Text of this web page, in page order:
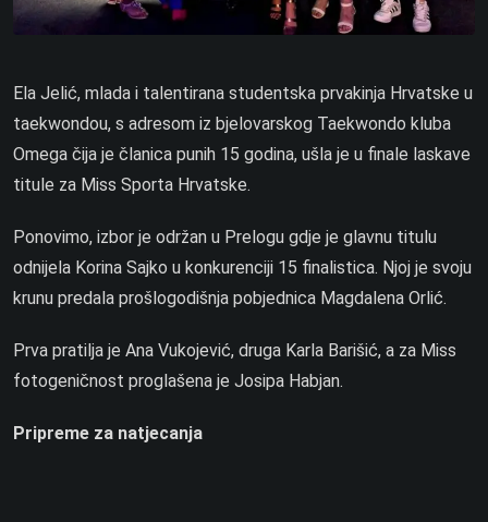
Ela Jelić, mlada i talentirana studentska prvakinja Hrvatske u
taekwondou, s adresom iz bjelovarskog Taekwondo kluba
Omega čija je članica punih 15 godina, ušla je u finale laskave
titule za Miss Sporta Hrvatske.
Ponovimo, izbor je održan u Prelogu gdje je glavnu titulu
odnijela Korina Sajko u konkurenciji 15 finalistica. Njoj je svoju
krunu predala prošlogodišnja pobjednica Magdalena Orlić.
Prva pratilja je Ana Vukojević, druga Karla Barišić, a za Miss
fotogeničnost proglašena je Josipa Habjan.
Pripreme za natjecanja